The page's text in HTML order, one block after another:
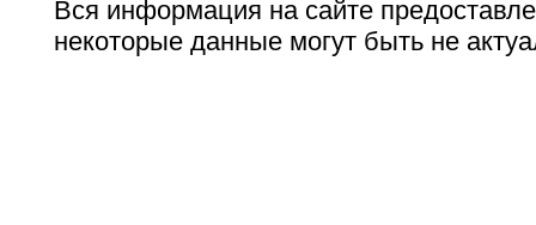
Вся информация на сайте
некоторые данные могут быть не